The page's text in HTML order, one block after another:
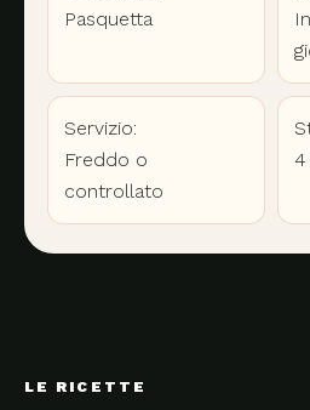
Pasquetta
Servizio:
Freddo o
controllato
LE RICETTE